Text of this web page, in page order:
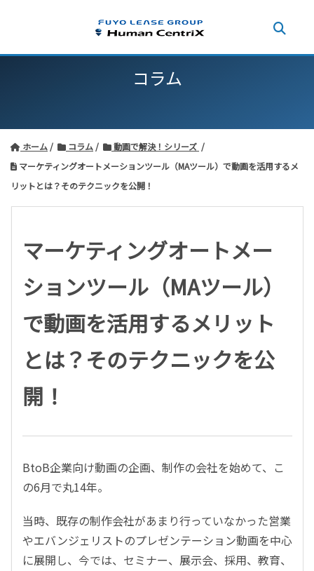
コラム
ホーム コラム
動画で解決！シリーズ
マーケティングオートメーションツール（MAツール）で動画を活用するメ
リットとは？そのテクニックを公開！
マーケティングオートメー
ションツール（MAツール）
で動画を活用するメリット
とは？そのテクニックを公
開！
BtoB企業向け動画の企画、制作の会社を始めて、こ
の6月で丸14年。
当時、既存の制作会社があまり行っていなかった営業
やエバンジェリストのプレゼンテーション動画を中心
に展開し、今では、セミナー、展示会、採用、教育、